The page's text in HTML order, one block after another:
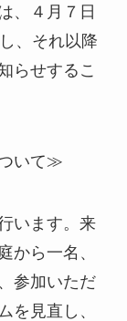
、４月７日
、それ以降
らせするこ
いて≫
います。来
から一名、
参加いただ
を見直し、